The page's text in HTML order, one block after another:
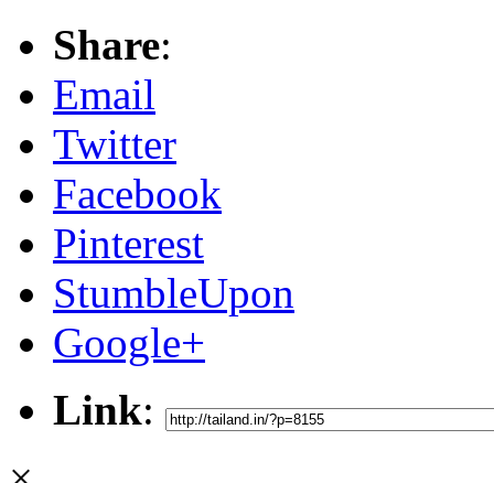
Share:
Email
Twitter
Facebook
Pinterest
StumbleUpon
Google+
Link: